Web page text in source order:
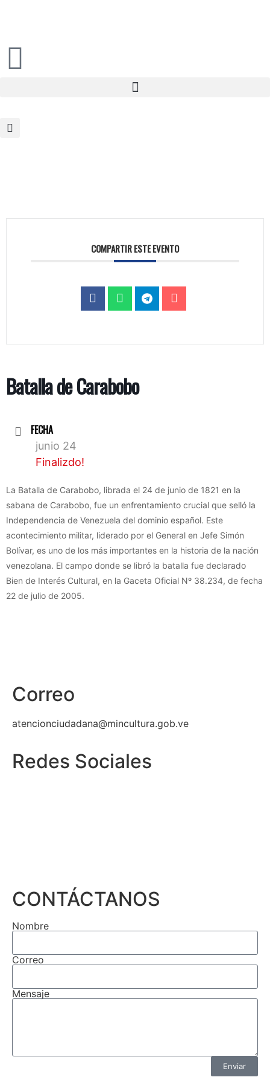
COMPARTIR ESTE EVENTO
Batalla de Carabobo
FECHA
junio 24
Finalizdo!
La Batalla de Carabobo, librada el 24 de junio de 1821 en la
sabana de Carabobo, fue un enfrentamiento crucial que selló la
Independencia de Venezuela del dominio español. Este
acontecimiento militar, liderado por el General en Jefe Simón
Bolívar, es uno de los más importantes en la historia de la nación
venezolana. El campo donde se libró la batalla fue declarado
Bien de Interés Cultural, en la Gaceta Oficial Nº 38.234, de fecha
22 de julio de 2005.
Correo
atencionciudadana@mincultura.gob.ve
Redes Sociales
CONTÁCTANOS
Nombre
Correo
Mensaje
Enviar